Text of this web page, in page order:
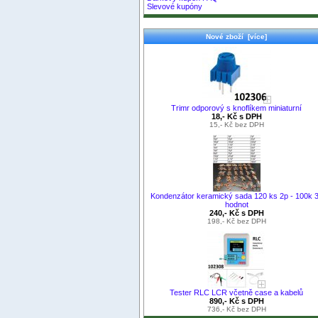
Slevové kupóny
Nové zboží [více]
Trimr odporový s knoflíkem miniaturní
18,- Kč s DPH
15,- Kč bez DPH
Kondenzátor keramický sada 120 ks 2p - 100k
hodnot
240,- Kč s DPH
198,- Kč bez DPH
Tester RLC LCR včetně case a kabelů
890,- Kč s DPH
736,- Kč bez DPH